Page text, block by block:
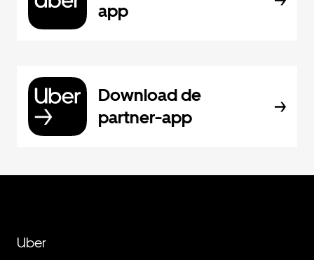
app
Download de
partner-app
Uber